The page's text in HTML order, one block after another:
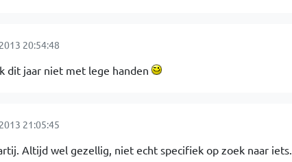
20:54:48
dit jaar niet met lege handen
21:05:45
Altijd wel gezellig, niet echt specifiek op zoek naar iets.